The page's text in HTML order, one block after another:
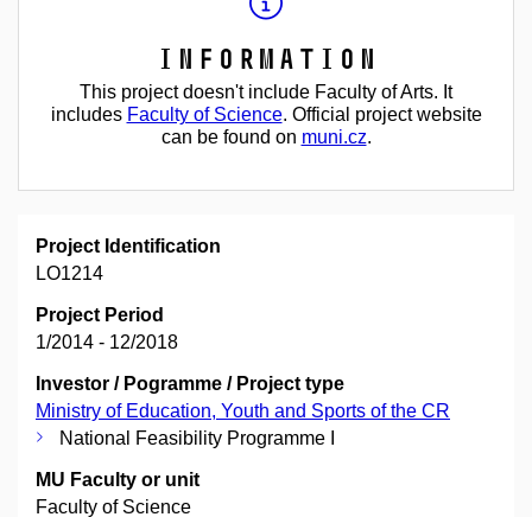
Information
This project doesn't include Faculty of Arts. It
includes Faculty of Science. Official project website
can be found on muni.cz.
Project Identification
LO1214
Project Period
1/2014 - 12/2018
Investor / Pogramme / Project type
Ministry of Education, Youth and Sports of the CR
National Feasibility Programme I
MU Faculty or unit
Faculty of Science